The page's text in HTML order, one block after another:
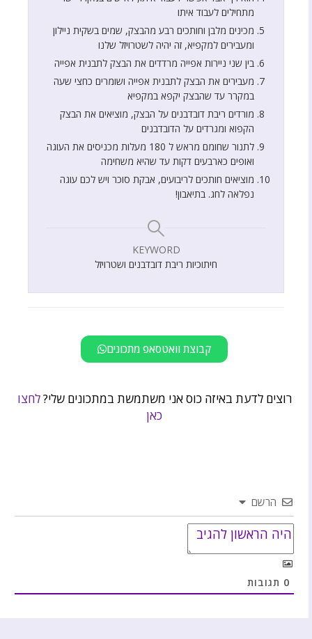
מתחילים לעבוד איתו
מכינים מלבן וחותכים רבע מהבצק, שמים בשקית ניילון
ומעבירים למקפיא, זה יהיה לשטרויזל שלנו
בין שני ניירות אפייה מרדדים את הבצק לתבנית אפייה
מעבירים את הבצק לתבנית אפייה ושומרים כחצי שעה
במקרר עד שהבצק יקפא במקפיא
מורדים ריבת דובדבנים על הבצק, מוציאים את הבצק
הקפוא ומגרדים על הדובדבנים
לתנור שחומם מראש ל 180 מעלות מכניסים את העוגה
ואופים כארבעים דקות עד שהיא משחימה
מוציאים חותכים לריבועים, אבקת סוכר ויש לכם עוגה
נפלאה לחג. בתיאבון!
KEYWORD
חיתוכיות ריבת דובדבנים ושטרויזל
קבוצת וואטסאפ מתכונים
רוצים לדעת באיזה כוס אני משתמשת במתכונים שלי?לחצו
כאן
הרשם
0 תגובות